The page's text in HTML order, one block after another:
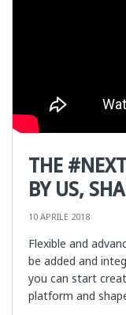
THE
BY US,
10 APRILE 2018
Flexible and
be added and
you can start
platform and